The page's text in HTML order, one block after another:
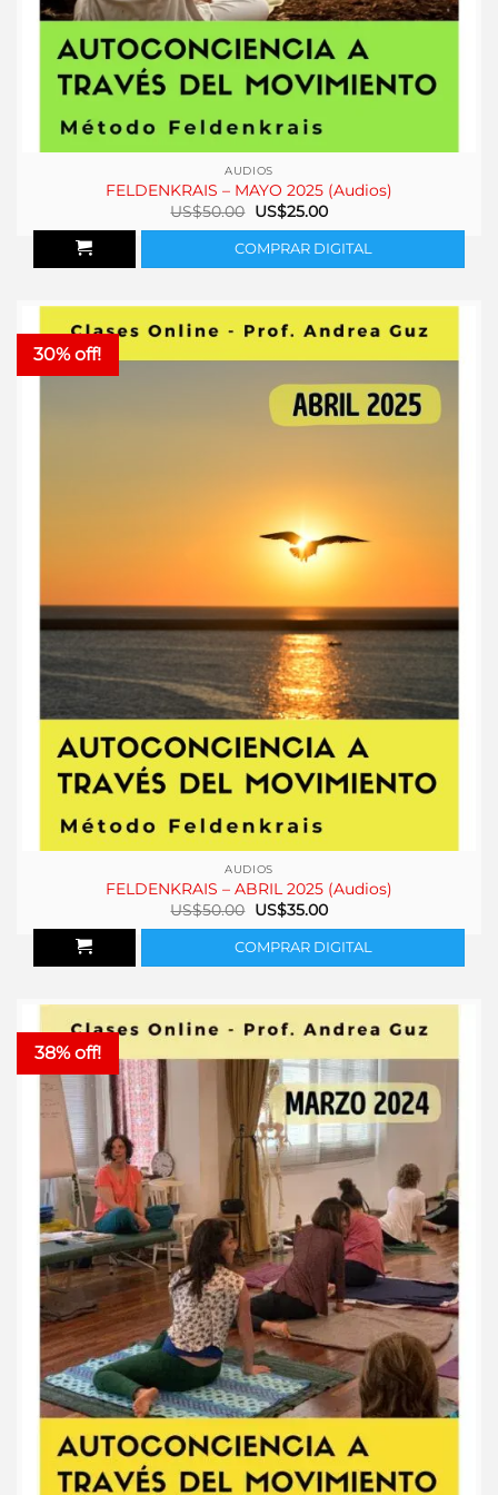
AUDIOS
FELDENKRAIS – MAYO 2025 (Audios)
US$50.00 El
precio
era:
US$50.00.
US$25.00El
actual
es:
US$25.00.
COMPRAR DIGITAL
30% off!
AUDIOS
FELDENKRAIS – ABRIL 2025 (Audios)
US$50.00 El
precio
era:
US$50.00.
US$35.00El
actual
es:
US$35.00.
COMPRAR DIGITAL
38% off!